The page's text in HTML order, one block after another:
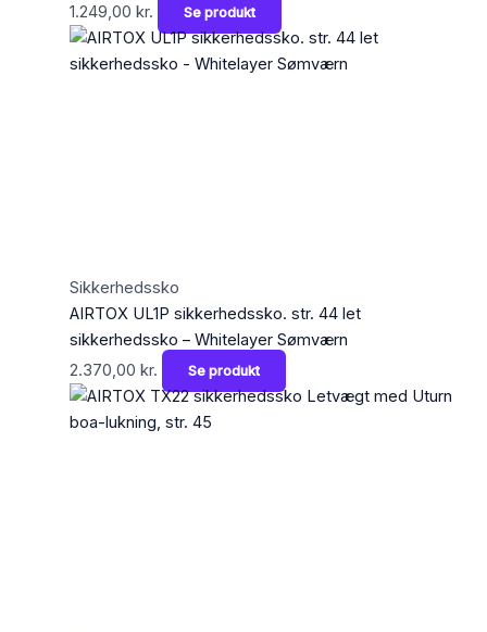
1.249,00 kr. Se produkt
Sikkerhedssko
AIRTOX UL1P sikkerhedssko. str. 44 let
sikkerhedssko – Whitelayer Sømværn
2.370,00 kr. Se produkt